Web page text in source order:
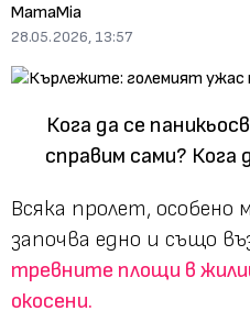
MamaMia
28.05.2026, 13:57
Кога да се
справим сами?
Всяка пролет, особено
започва едно и също
тревните площи в
окосени.